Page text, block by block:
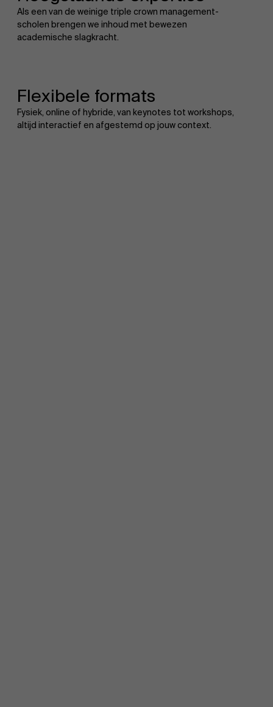
Als een van de weinige triple crown management-
scholen brengen we inhoud met bewezen
academische slagkracht.
Flexibele formats
Fysiek, online of hybride, van keynotes tot workshops,
altijd interactief en afgestemd op jouw context.